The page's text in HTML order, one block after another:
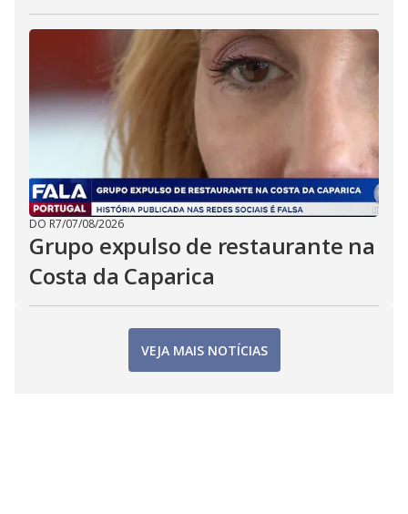
DO R7/07/08/2026
Grupo expulso de restaurante na
Costa da Caparica
VEJA MAIS NOTÍCIAS